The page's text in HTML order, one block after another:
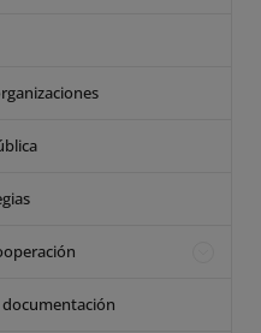
documentación